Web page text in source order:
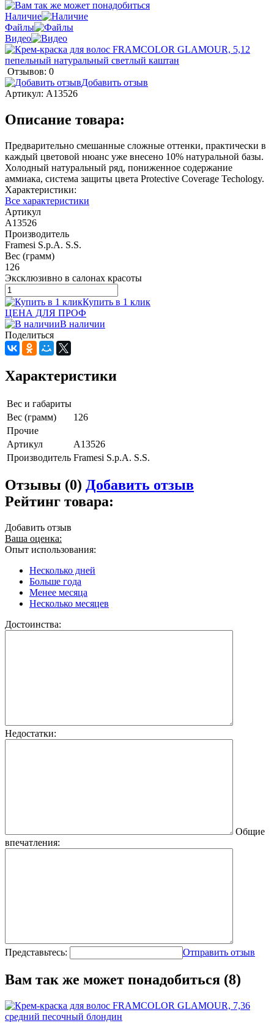
Наличие
Файлы
Видео
Отзывов: 0
Добавить отзыв
Артикул: A13526
Описание товара:
Предварительно смешанные сложные оттенки, практически в
каждый цветовой нюанс уже внесено 10% натуральной базы.
Холодный натуральный ряд, пониженное содержание
аммиака, система защиты цвета Protective Coverage Techology.
Характеристики:
Все характеристики
Артикул
A13526
Производитель
Framesi S.p.A. S.S.
Вес (грамм)
126
Эксклюзивно в салонах красоты
Купить в 1 клик
ЦЕНА ДЛЯ ПРОФ
В наличии
Поделиться
Характеристики
Вес и габариты
Вес (грамм)
126
Прочие
Артикул
A13526
Производитель Framesi S.p.A. S.S.
Отзывы (0) Добавить отзыв
Рейтинг товара:
Добавить отзыв
Ваша оценка:
Опыт использования:
Несколько дней
Больше года
Менее месяца
Несколько месяцев
Достоинства:
Недостатки:
Общие
впечатления:
Представьтесь: Отправить отзыв
Вам так же может понадобиться (8)